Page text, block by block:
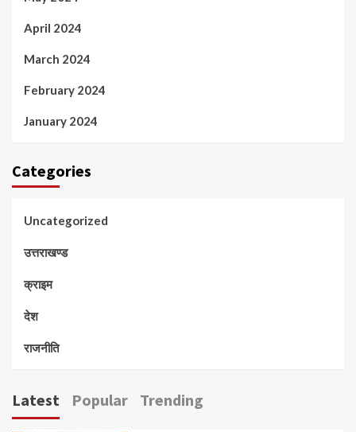
April 2024
March 2024
February 2024
January 2024
Categories
Uncategorized
उत्तराखण्ड
क्राइम
देश
राजनीति
Latest Popular Trending